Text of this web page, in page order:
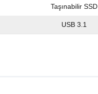
Taşınabilir SSD
USB 3.1